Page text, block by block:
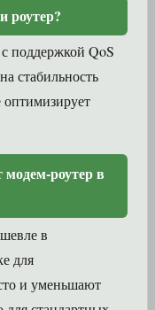
роутер?
поддержкой QoS
стабильность
роутер в
в
для
и уменьшают